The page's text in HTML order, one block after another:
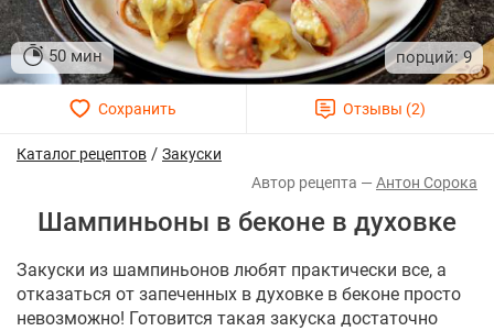
50 мин 9
Каталог рецептов / Закуски
Антон Сорока
Шампиньоны в беконе в духовке
Закуски из шампиньонов любят практически все, а
отказаться от запеченных в духовке в беконе просто
невозможно! Готовится такая закуска достаточно